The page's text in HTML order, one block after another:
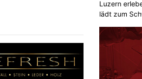
Luzern
lädt zum